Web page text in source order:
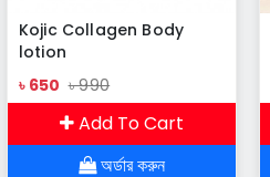
Kojic Collagen Body
lotion
৳ 650 ৳ 990
Add To Cart
অর্ডার করুন